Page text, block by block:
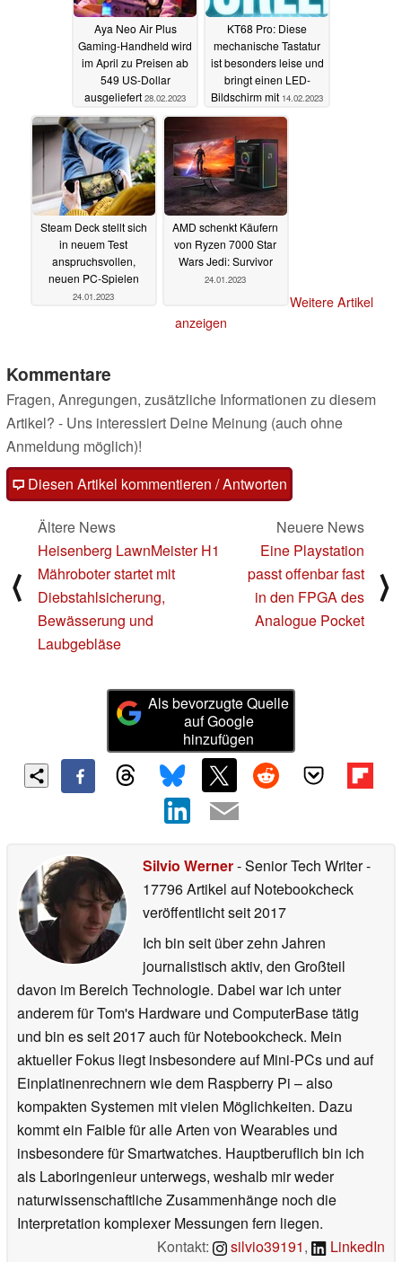
Aya Neo Air Plus
Gaming-Handheld wird
im April zu Preisen ab
549 US-Dollar
ausgeliefert 28.02.2023
KT68 Pro: Diese
mechanische Tastatur
ist besonders leise und
bringt einen LED-
Bildschirm mit 14.02.2023
Steam Deck stellt sich
in neuem Test
anspruchsvollen,
neuen PC-Spielen
24.01.2023
AMD schenkt Käufern
von Ryzen 7000 Star
Wars Jedi: Survivor
24.01.2023
Weitere Artikel
anzeigen
Kommentare
Fragen, Anregungen, zusätzliche Informationen zu diesem
Artikel? - Uns interessiert Deine Meinung (auch ohne
Anmeldung möglich)!
Diesen Artikel kommentieren / Antworten
⟨
Ältere News
Heisenberg LawnMeister H1
Mähroboter startet mit
Diebstahlsicherung,
Bewässerung und
Laubgebläse
Neuere News
Eine Playstation
passt offenbar fast
in den FPGA des
Analogue Pocket
⟩
Als bevorzugte Quelle
auf Google
hinzufügen
Silvio Werner- Senior Tech Writer-
17796 Artikel auf Notebookcheck
veröffentlichtseit 2017
Ich bin seit über zehn Jahren
journalistisch aktiv, den Großteil
davon im Bereich Technologie. Dabei war ich unter
anderem für Tom's Hardware und ComputerBase tätig
und bin es seit 2017 auch für Notebookcheck. Mein
aktueller Fokus liegt insbesondere auf Mini-PCs und auf
Einplatinenrechnern wie dem Raspberry Pi – also
kompakten Systemen mit vielen Möglichkeiten. Dazu
kommt ein Faible für alle Arten von Wearables und
insbesondere für Smartwatches. Hauptberuflich bin ich
als Laboringenieur unterwegs, weshalb mir weder
naturwissenschaftliche Zusammenhänge noch die
Interpretation komplexer Messungen fern liegen.
Kontakt:
silvio39191, LinkedIn